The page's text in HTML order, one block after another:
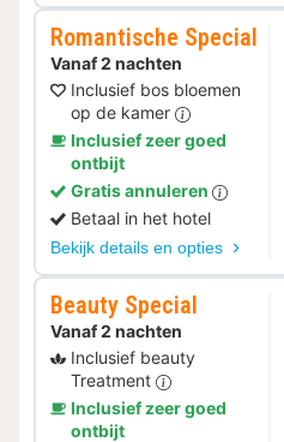
Romantische Special
Vanaf 2 nachten
Inclusief bos bloemen
op de kamer
Inclusief zeer goed
ontbijt
Gratis annuleren
Betaal in het hotel
Bekijk details en opties
Beauty Special
Vanaf 2 nachten
Inclusief beauty
Treatment
Inclusief zeer goed
ontbijt